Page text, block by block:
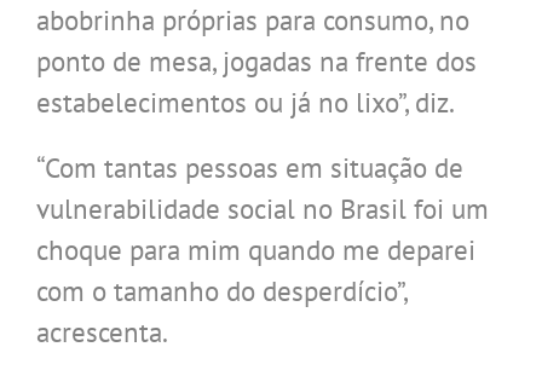
abobrinha próprias para consumo, no
ponto de mesa, jogadas na frente dos
estabelecimentos ou já no lixo”, diz.
“Com tantas pessoas em situação de
vulnerabilidade social no Brasil foi um
choque para mim quando me deparei
com o tamanho do desperdício”,
acrescenta.